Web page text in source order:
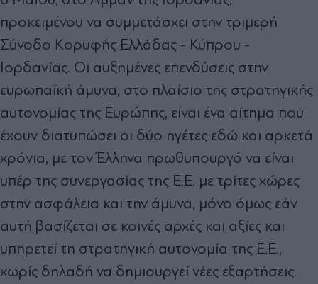
προκειμένου να συμμετάσχει στην τριμερή
Σύνοδο Κορυφής Ελλάδας - Κύπρου -
Ιορδανίας. Οι αυξημένες επενδύσεις στην
ευρωπαϊκή άμυνα, στο πλαίσιο της στρατηγικής
αυτονομίας της Ευρώπης, είναι ένα αίτημα που
έχουν διατυπώσει οι δύο ηγέτες εδώ και αρκετά
χρόνια, με τον Έλληνα πρωθυπουργό να είναι
υπέρ της συνεργασίας της Ε.Ε. με τρίτες χώρες
στην ασφάλεια και την άμυνα, μόνο όμως εάν
αυτή βασίζεται σε κοινές αρχές και αξίες και
υπηρετεί τη στρατηγική αυτονομία της Ε.Ε.,
χωρίς δηλαδή να δημιουργεί νέες εξαρτήσεις.